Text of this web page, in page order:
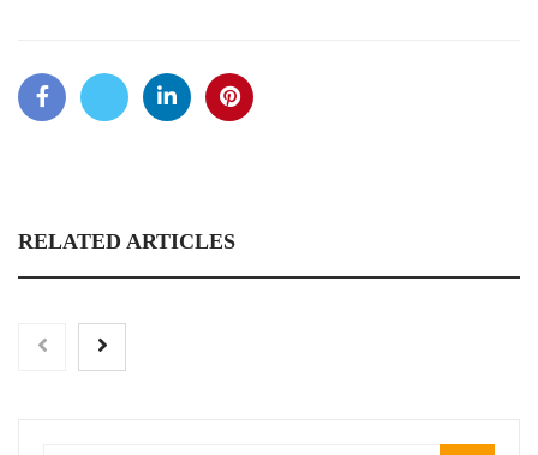
RELATED ARTICLES